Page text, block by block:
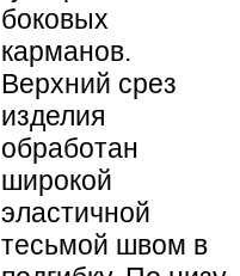
боковых
карманов.
Верхний срез
изделия
обработан
широкой
эластичной
тесьмой швом в